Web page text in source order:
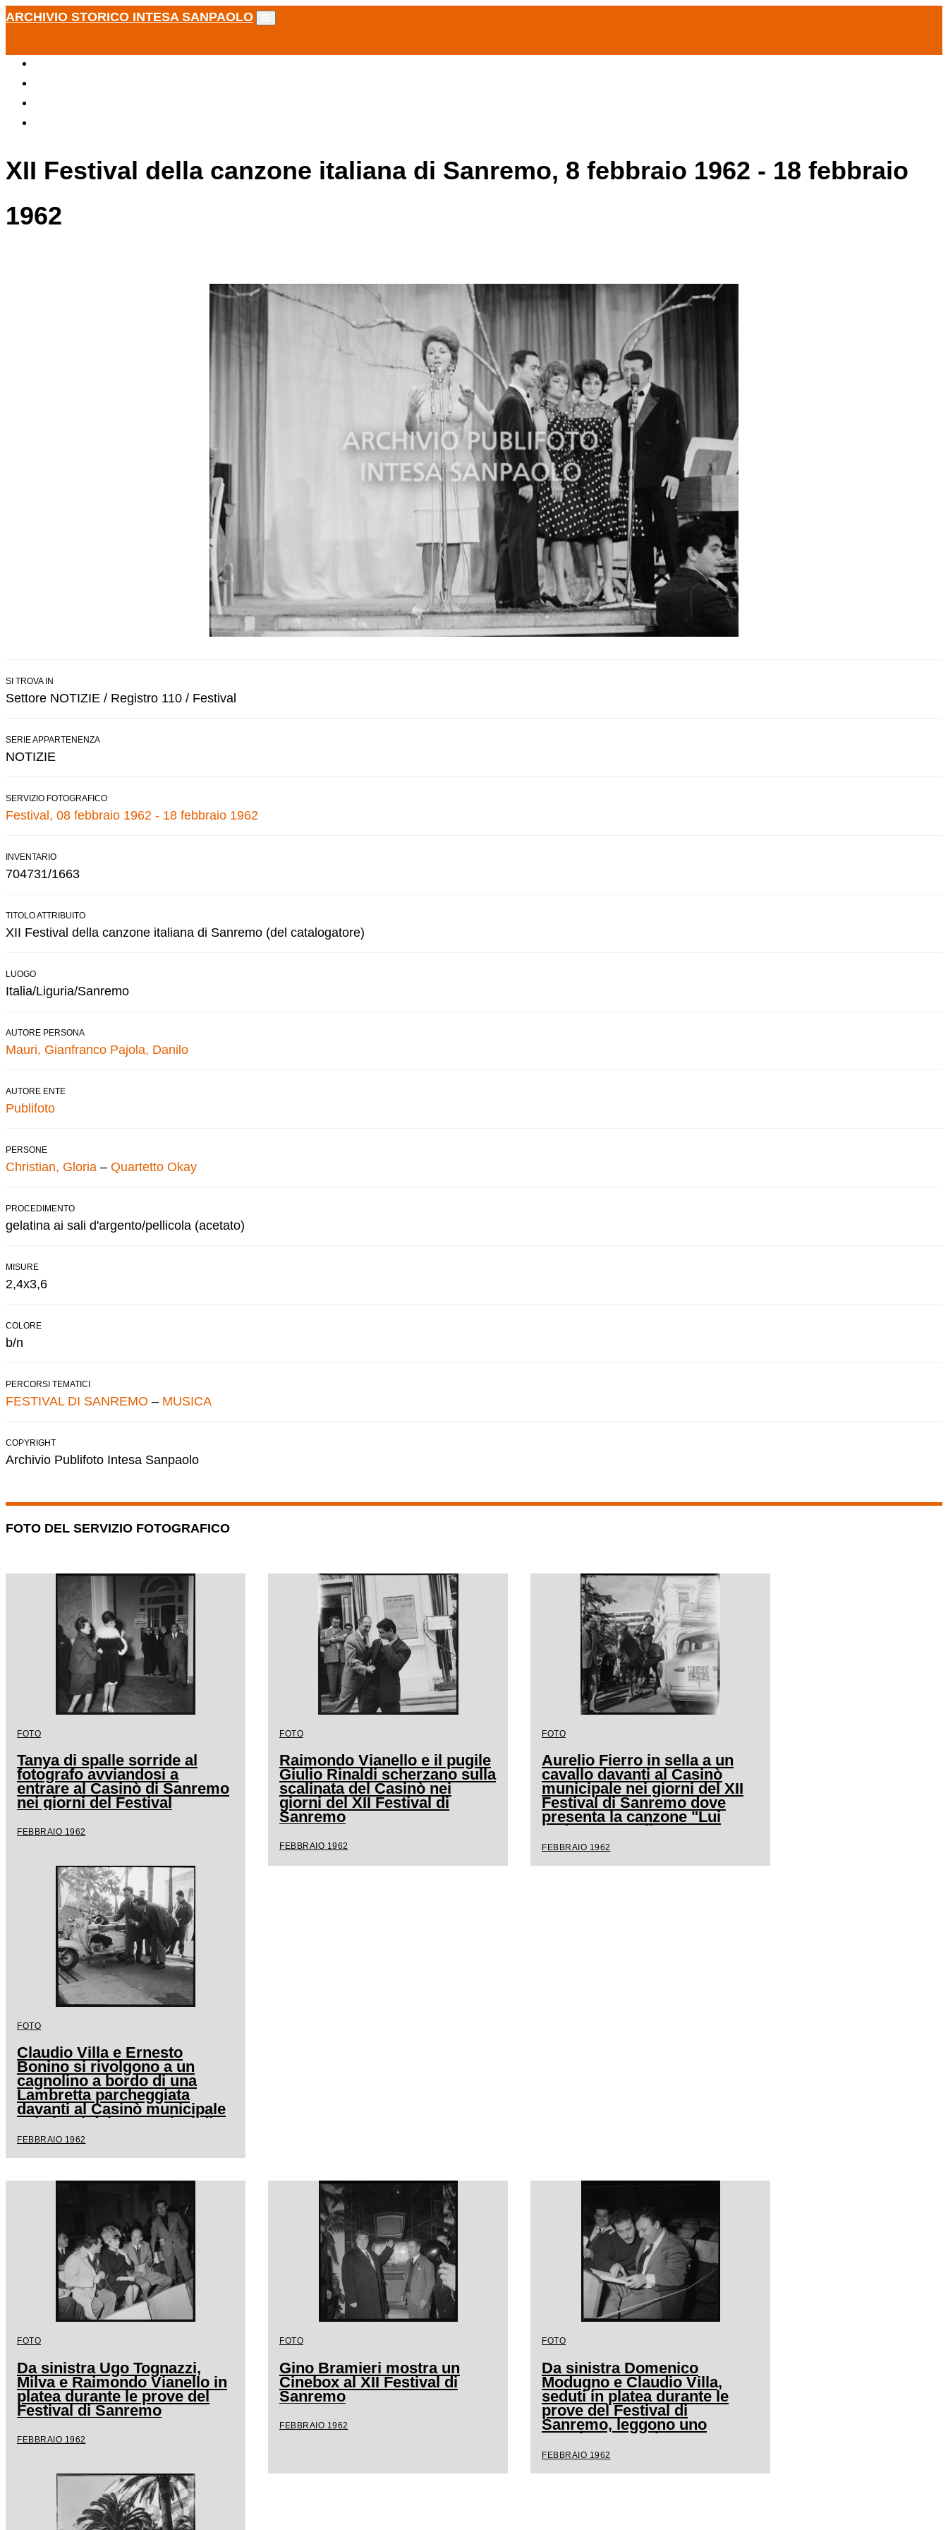
ARCHIVIO STORICO INTESA SANPAOLO
XII Festival della canzone italiana di Sanremo, 8 febbraio 1962 - 18 febbraio
1962
SI TROVA IN
Settore NOTIZIE / Registro 110 / Festival
SERIE APPARTENENZA
NOTIZIE
SERVIZIO FOTOGRAFICO
Festival, 08 febbraio 1962 - 18 febbraio 1962
INVENTARIO
704731/1663
TITOLO ATTRIBUITO
XII Festival della canzone italiana di Sanremo (del catalogatore)
LUOGO
Italia/Liguria/Sanremo
AUTORE PERSONA
Mauri, Gianfranco Pajola, Danilo
AUTORE ENTE
Publifoto
PERSONE
Christian, Gloria – Quartetto Okay
PROCEDIMENTO
gelatina ai sali d'argento/pellicola (acetato)
MISURE
2,4x3,6
COLORE
b/n
PERCORSI TEMATICI
FESTIVAL DI SANREMO – MUSICA
COPYRIGHT
Archivio Publifoto Intesa Sanpaolo
FOTO DEL SERVIZIO FOTOGRAFICO
FOTO
Tanya di spalle sorride al
fotografo avviandosi a
entrare al Casinò di Sanremo
nei giorni del Festival
FEBBRAIO 1962
FOTO
Raimondo Vianello e il pugile
Giulio Rinaldi scherzano sulla
scalinata del Casinò nei
giorni del XII Festival di
Sanremo
FEBBRAIO 1962
FOTO
Aurelio Fierro in sella a un
cavallo davanti al Casinò
municipale nei giorni del XII
Festival di Sanremo dove
presenta la canzone "Lui
andava a cavallo"
FEBBRAIO 1962
FOTO
Claudio Villa e Ernesto
Bonino si rivolgono a un
cagnolino a bordo di una
Lambretta parcheggiata
davanti al Casinò municipale
nei giorni del XII Festival di
Sanremo
FEBBRAIO 1962
FOTO
Da sinistra Ugo Tognazzi,
Milva e Raimondo Vianello in
platea durante le prove del
Festival di Sanremo
FEBBRAIO 1962
FOTO
Gino Bramieri mostra un
Cinebox al XII Festival di
Sanremo
FEBBRAIO 1962
FOTO
Da sinistra Domenico
Modugno e Claudio Villa,
seduti in platea durante le
prove del Festival di
Sanremo, leggono uno
spartito musicale
FEBBRAIO 1962